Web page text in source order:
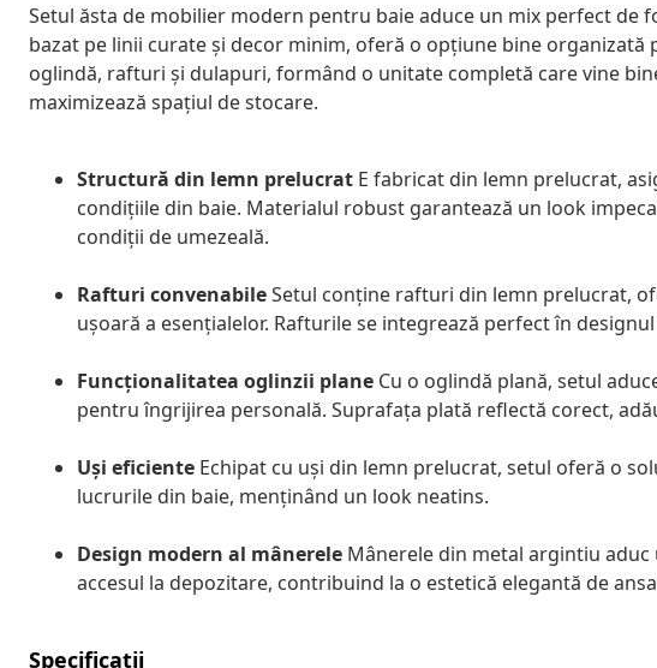
Setul ăsta de mobilier modern pentru baie aduce un mix perfect de
bazat pe linii curate și decor minim, oferă o opțiune bine organizată
oglindă, rafturi și dulapuri, formând o unitate completă care vine
maximizează spațiul de stocare.
Structură din lemn prelucrat E fabricat din lemn prelucrat,
condițiile din baie. Materialul robust garantează un look
condiții de umezeală.
Rafturi convenabileSetul conține rafturi din lemn prelucrat,
ușoară a esențialelor. Rafturile se integrează perfect în
Funcționalitatea oglinzii plane Cu o oglindă plană, setul
pentru îngrijirea personală. Suprafața plată reflectă corect,
Uși eficiente Echipat cu uși din lemn prelucrat, setul oferă o
lucrurile din baie, menținând un look neatins.
Design modern al mânerele Mânerele din metal argintiu
accesul la depozitare, contribuind la o estetică elegantă de
Specificații